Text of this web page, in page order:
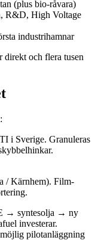
(plus bio-råvara)
R&D, High Voltage
industrihamnar
direkt och flera tusen
i Sverige. Granuleras
/ Kärnhem). Film-
→ syntesolja → ny
investerar.
pilotanläggning